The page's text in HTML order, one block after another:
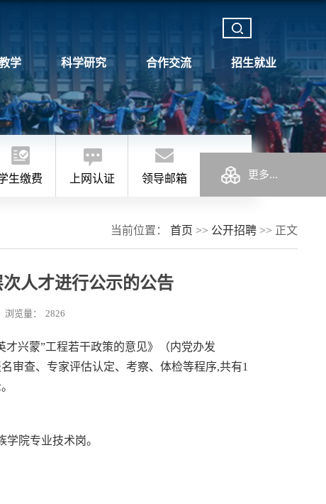
学 科学研究 合作交流 招生就业
生缴费 上网认证 领导邮箱
当前位置： 首页 >> 公开招聘 >> 正文
人才进行公示的公告
浏览量： 2826
兴蒙”工程若干政策的意见》（内党办发
审查、专家评估认定、考察、体检等程序,共有1
院专业技术岗。